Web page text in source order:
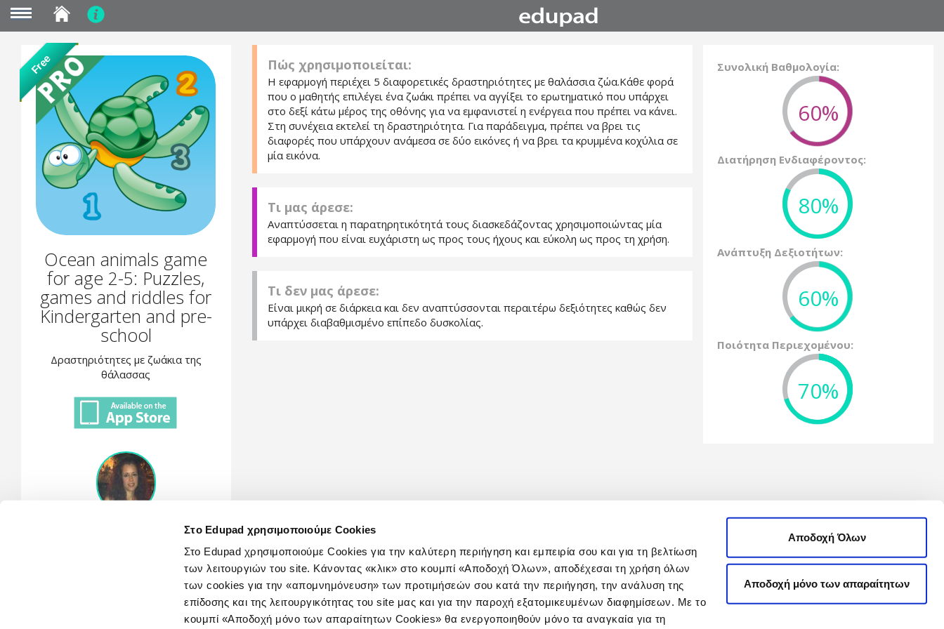
Στο Edupad χρησιμοποιούμε Cookies
Στο Edupad χρησιμοποιούμε Cookies για την καλύτερη περιήγηση και εμπειρία σου και για τη βελτίωση
των λειτουργιών του site. Κάνοντας «κλικ» στο κουμπί «Αποδοχή Όλων», αποδέχεσαι τη χρήση όλων
των cookies για την «απομνημόνευση» των προτιμήσεών σου κατά την περιήγηση, την ανάλυση της
επίδοσης και της λειτουργικότητας του site μας και για την παροχή εξατομικευμένων διαφημίσεων. Με το
κουμπί «Αποδοχή μόνο των απαραίτητων Cookies» θα ενεργοποιηθούν μόνο τα αναγκαία για τη
Αποδοχή Όλων
Αποδοχή μόνο των απαραίτητων
content
Free
Ocean animals game
for age 2-5: Puzzles,
games and riddles for
Kindergarten and pre-
school
Δραστηριότητες με ζωάκια της
θάλασσας
Πώς χρησιμοποιείται:
Η εφαρμογή περιέχει 5 διαφορετικές δραστηριότητες με θαλάσσια ζώα.Κάθε φορά
που ο μαθητής επιλέγει ένα ζωάκι πρέπει να αγγίξει το ερωτηματικό που υπάρχει
στο δεξί κάτω μέρος της οθόνης για να εμφανιστεί η ενέργεια που πρέπει να κάνει.
Στη συνέχεια εκτελεί τη δραστηριότητα. Για παράδειγμα, πρέπει να βρει τις
διαφορές που υπάρχουν ανάμεσα σε δύο εικόνες ή να βρει τα κρυμμένα κοχύλια σε
μία εικόνα.
Τι μας άρεσε:
Αναπτύσσεται η παρατηρητικότητά τους διασκεδάζοντας χρησιμοποιώντας μία
εφαρμογή που είναι ευχάριστη ως προς τους ήχους και εύκολη ως προς τη χρήση.
Τι δεν μας άρεσε:
Είναι μικρή σε διάρκεια και δεν αναπτύσσονται περαιτέρω δεξιότητες καθώς δεν
υπάρχει διαβαθμισμένο επίπεδο δυσκολίας.
Συνολική Βαθμολογία:
60%
Διατήρηση Ενδιαφέροντος:
80%
Ανάπτυξη Δεξιοτήτων:
60%
Ποιότητα Περιεχομένου:
70%